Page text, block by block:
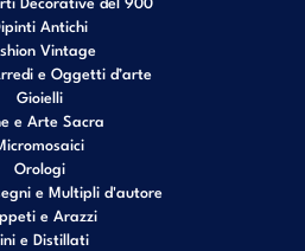
Antichi
Vintage
e Oggetti d’arte
Gioielli
e Arte Sacra
Orologi
e Multipli d'autore
e Arazzi
e Distillati